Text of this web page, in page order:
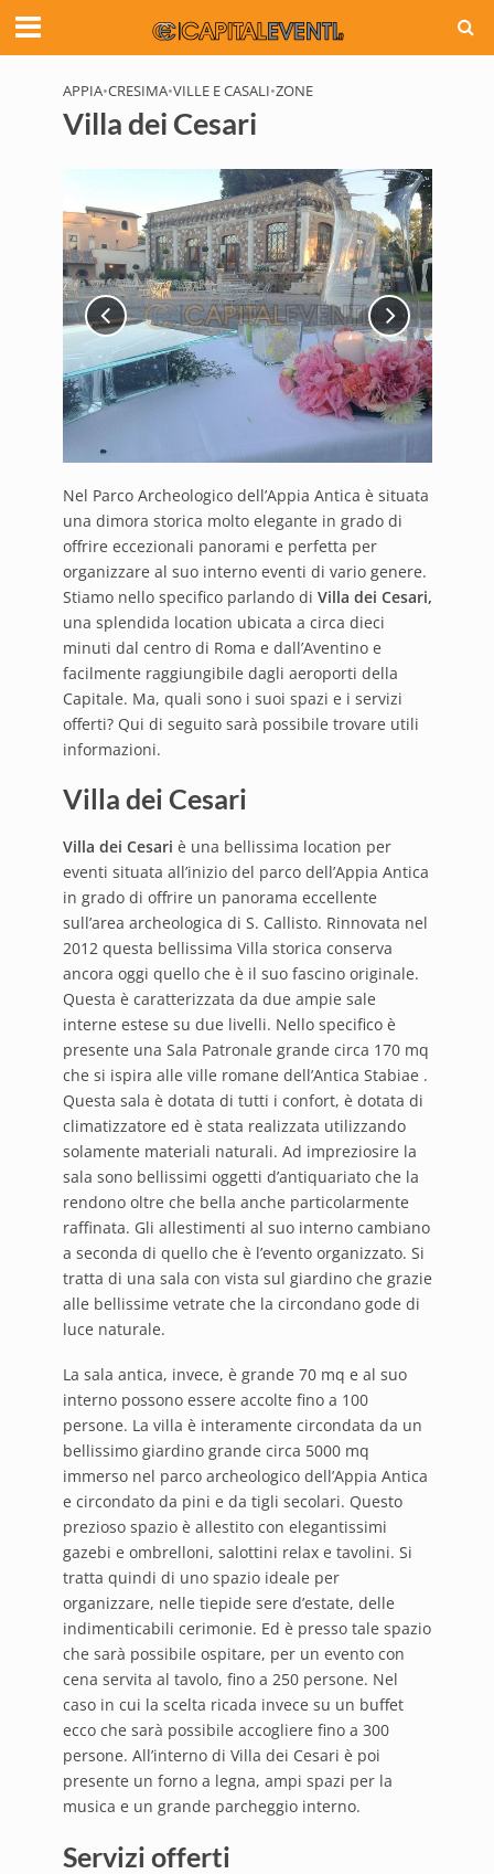
APPIA•CRESIMA•VILLE E CASALI•ZONE
Villa dei Cesari
Nel Parco Archeologico dell’Appia Antica è situata
una dimora storica molto elegante in grado di
offrire eccezionali panorami e perfetta per
organizzare al suo interno eventi di vario genere.
Stiamo nello specifico parlando di Villa dei Cesari,
una splendida location ubicata a circa dieci
minuti dal centro di Roma e dall’Aventino e
facilmente raggiungibile dagli aeroporti della
Capitale. Ma, quali sono i suoi spazi e i servizi
offerti? Qui di seguito sarà possibile trovare utili
informazioni.
Villa dei Cesari
Villa dei Cesari è una bellissima location per
eventi situata all’inizio del parco dell’Appia Antica
in grado di offrire un panorama eccellente
sull’area archeologica di S. Callisto. Rinnovata nel
2012 questa bellissima Villa storica conserva
ancora oggi quello che è il suo fascino originale.
Questa è caratterizzata da due ampie sale
interne estese su due livelli. Nello specifico è
presente una Sala Patronale grande circa 170 mq
che si ispira alle ville romane dell’Antica Stabiae .
Questa sala è dotata di tutti i confort, è dotata di
climatizzatore ed è stata realizzata utilizzando
solamente materiali naturali. Ad impreziosire la
sala sono bellissimi oggetti d’antiquariato che la
rendono oltre che bella anche particolarmente
raffinata. Gli allestimenti al suo interno cambiano
a seconda di quello che è l’evento organizzato. Si
tratta di una sala con vista sul giardino che grazie
alle bellissime vetrate che la circondano gode di
luce naturale.
La sala antica, invece, è grande 70 mq e al suo
interno possono essere accolte fino a 100
persone. La villa è interamente circondata da un
bellissimo giardino grande circa 5000 mq
immerso nel parco archeologico dell’Appia Antica
e circondato da pini e da tigli secolari. Questo
prezioso spazio è allestito con elegantissimi
gazebi e ombrelloni, salottini relax e tavolini. Si
tratta quindi di uno spazio ideale per
organizzare, nelle tiepide sere d’estate, delle
indimenticabili cerimonie. Ed è presso tale spazio
che sarà possibile ospitare, per un evento con
cena servita al tavolo, fino a 250 persone. Nel
caso in cui la scelta ricada invece su un buffet
ecco che sarà possibile accogliere fino a 300
persone. All’interno di Villa dei Cesari è poi
presente un forno a legna, ampi spazi per la
musica e un grande parcheggio interno.
Servizi offerti